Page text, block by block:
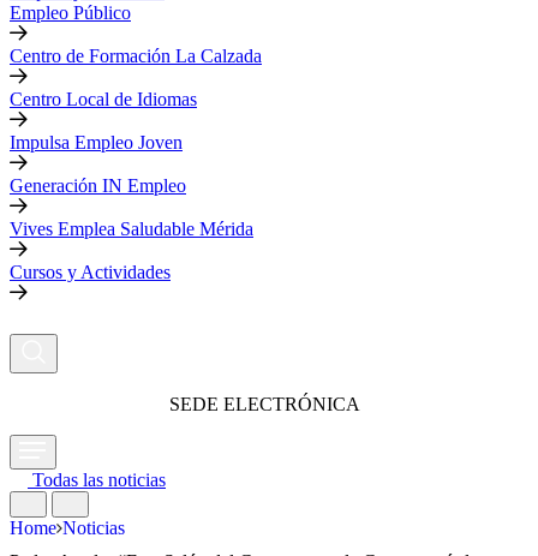
Empleo Público
Centro de Formación La Calzada
Centro Local de Idiomas
Impulsa Empleo Joven
Generación IN Empleo
Vives Emplea Saludable Mérida
Cursos y Actividades
SEDE ELECTRÓNICA
Todas las noticias
Home Noticias